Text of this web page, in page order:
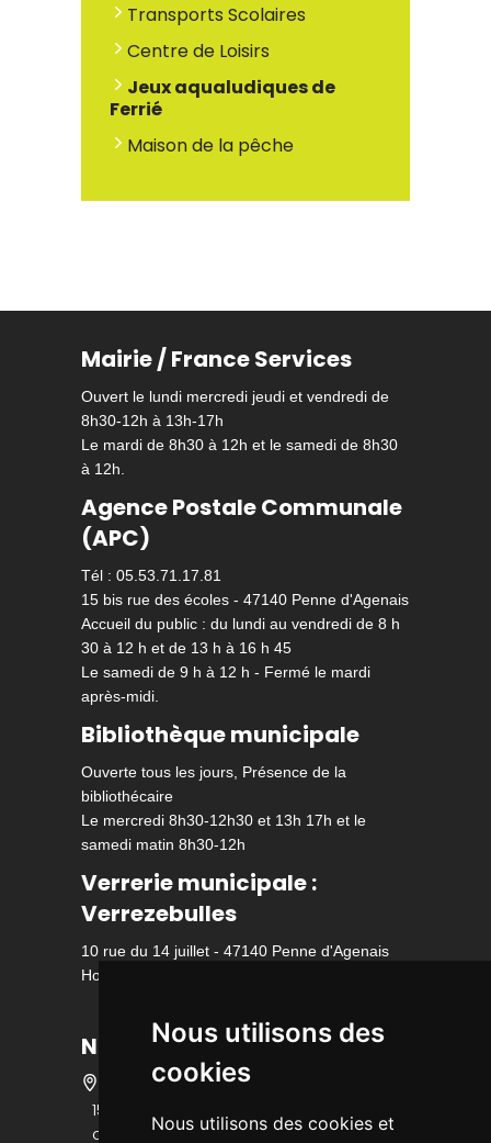
Nous utilisons des
cookies
Nous utilisons des cookies et
Transports Scolaires
Centre de Loisirs
Jeux aqualudiques de
Ferrié
Maison de la pêche
Mairie / France Services
Ouvert le lundi mercredi jeudi et vendredi de
8h30-12h à 13h-17h
Le mardi de 8h30 à 12h et le samedi de 8h30
à 12h.
Agence Postale Communale
(APC)
Tél : 05.53.71.17.81
15 bis rue des écoles - 47140 Penne d'Agenais
Accueil du public : du lundi au vendredi de 8 h
30 à 12 h et de 13 h à 16 h 45
Le samedi de 9 h à 12 h - Fermé le mardi
après-midi.
Bibliothèque municipale
Ouverte tous les jours, Présence de la
bibliothécaire
Le mercredi 8h30-12h30 et 13h 17h et le
samedi matin 8h30-12h
Verrerie municipale :
Verrezebulles
10 rue du 14 juillet - 47140 Penne d'Agenais
Horaire d'ouverture
Nous contacter
15 bis rue des écoles - 47140 Penne
d'Agenais